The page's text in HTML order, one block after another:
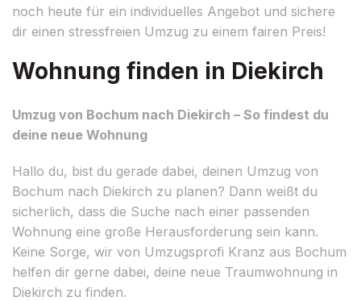
noch heute für ein individuelles Angebot und sichere
dir einen stressfreien Umzug zu einem fairen Preis!
Wohnung finden in Diekirch
Umzug von Bochum nach Diekirch – So findest du
deine neue Wohnung
Hallo du, bist du gerade dabei, deinen Umzug von
Bochum nach Diekirch zu planen? Dann weißt du
sicherlich, dass die Suche nach einer passenden
Wohnung eine große Herausforderung sein kann.
Keine Sorge, wir von Umzugsprofi Kranz aus Bochum
helfen dir gerne dabei, deine neue Traumwohnung in
Diekirch zu finden.